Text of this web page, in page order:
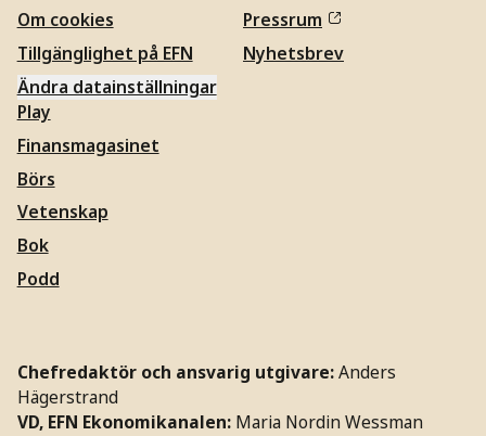
Om cookies
Tillgänglighet på EFN
Ändra datainställningar
Pressrum
Nyhetsbrev
Play
Finansmagasinet
Börs
Vetenskap
Bok
Podd
Chefredaktör och ansvarig utgivare: Anders
Hägerstrand
VD, EFN Ekonomikanalen: Maria Nordin Wessman